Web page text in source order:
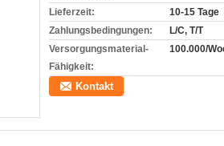
Lieferzeit:
10-15 Tage
Zahlungsbedingungen:
L/C, T/T
Versorgungsmaterial-
Fähigkeit:
100.000/
Kontakt